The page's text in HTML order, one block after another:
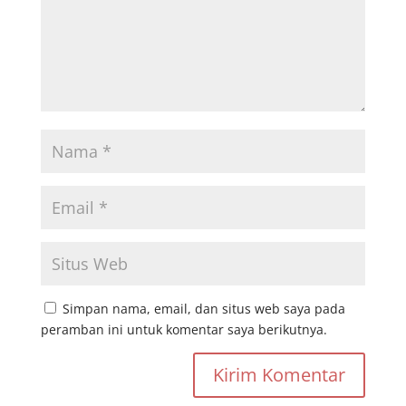
Simpan nama, email, dan situs web saya pada
peramban ini untuk komentar saya berikutnya.